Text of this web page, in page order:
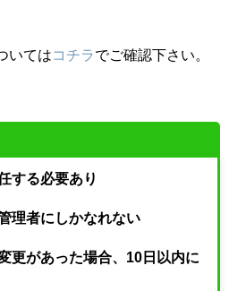
いてはコチラでご確認下さい。
する必要あり
理者にしかなれない
更があった場合、10日以内に